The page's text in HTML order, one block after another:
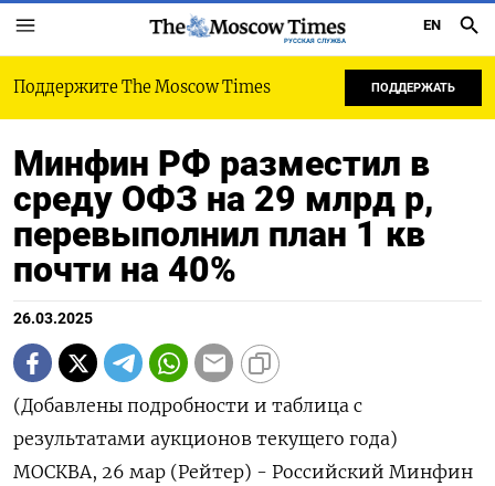
РУССКАЯ СЛУЖБА
EN
Поддержите The Moscow Times ПОДДЕРЖАТЬ
Минфин РФ разместил в
среду ОФЗ на 29 млрд р,
перевыполнил план 1 кв
почти на 40%
26.03.2025
(Добавлены подробности и таблица с
результатами аукционов текущего года)
МОСКВА, 26 мар (Рейтер) - Российский Минфин